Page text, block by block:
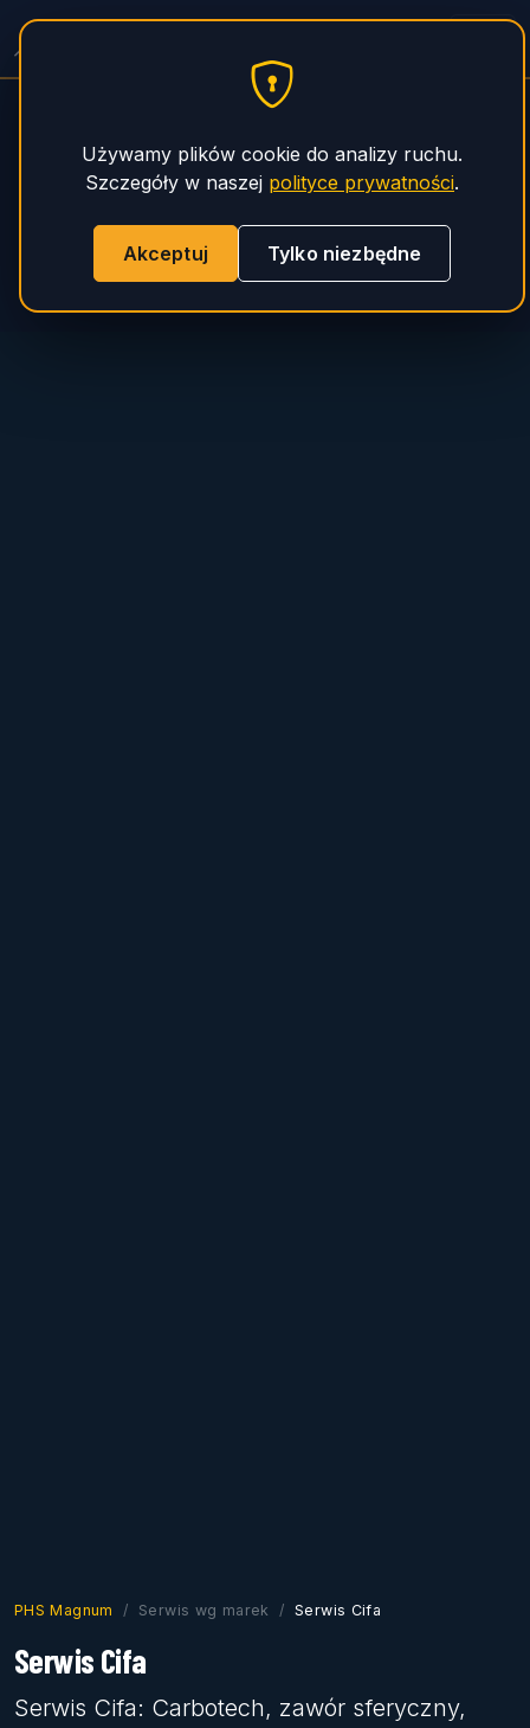
PHS Magnum Serwis wg marek Serwis Cifa
Serwis Cifa
Serwis Cifa: Carbotech, zawór sferyczny,
Używamy plików cookie do analizy ruchu.
Szczegóły w naszej polityce prywatności.
Akceptuj Tylko niezbędne